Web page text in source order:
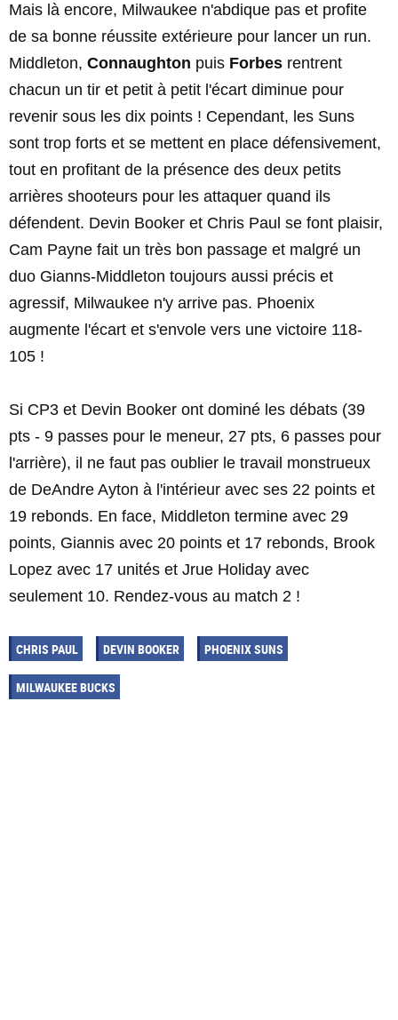
Mais là encore, Milwaukee n'abdique pas et profite
de sa bonne réussite extérieure pour lancer un run.
Middleton, Connaughton puis Forbes rentrent
chacun un tir et petit à petit l'écart diminue pour
revenir sous les dix points ! Cependant, les Suns
sont trop forts et se mettent en place défensivement,
tout en profitant de la présence des deux petits
arrières shooteurs pour les attaquer quand ils
défendent. Devin Booker et Chris Paul se font plaisir,
Cam Payne fait un très bon passage et malgré un
duo Gianns-Middleton toujours aussi précis et
agressif, Milwaukee n'y arrive pas. Phoenix
augmente l'écart et s'envole vers une victoire 118-
105 !
Si CP3 et Devin Booker ont dominé les débats (39
pts - 9 passes pour le meneur, 27 pts, 6 passes pour
l'arrière), il ne faut pas oublier le travail monstrueux
de DeAndre Ayton à l'intérieur avec ses 22 points et
19 rebonds. En face, Middleton termine avec 29
points, Giannis avec 20 points et 17 rebonds, Brook
Lopez avec 17 unités et Jrue Holiday avec
seulement 10. Rendez-vous au match 2 !
CHRIS PAUL DEVIN BOOKER PHOENIX SUNS
MILWAUKEE BUCKS